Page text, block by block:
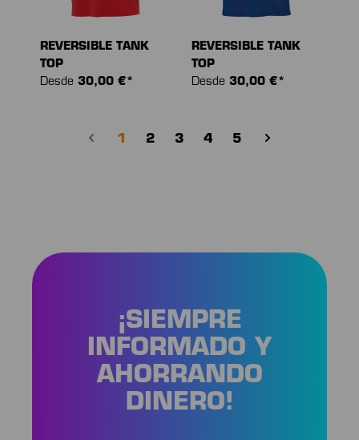
REVERSIBLE TANK
TOP
Desde 30,00 €*
REVERSIBLE TANK
TOP
Desde 30,00 €*
Página
1 Página
2 Página
3 Página
4 Página
5
¡SIEMPRE
INFORMADO Y
AHORRANDO
DINERO!